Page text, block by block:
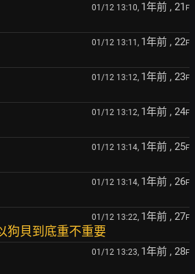
01/12 13:10, 1年前 , 21 F
01/12 13:11, 1年前 , 22F
01/12 13:12, 1年前 , 23F
01/12 13:12, 1年前 , 24F
01/12 13:14, 1年前 , 25F
01/12 13:14, 1年前 , 26F
01/12 13:22, 1年前 , 27F
狗貝到底重不重要
01/12 13:23, 1年前 , 28F